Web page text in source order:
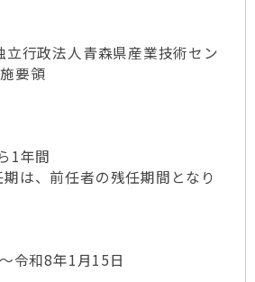
立行政法人青森県産業技術セン
要領
1年間
は、前任者の残任期間となり
令和8年1月15日